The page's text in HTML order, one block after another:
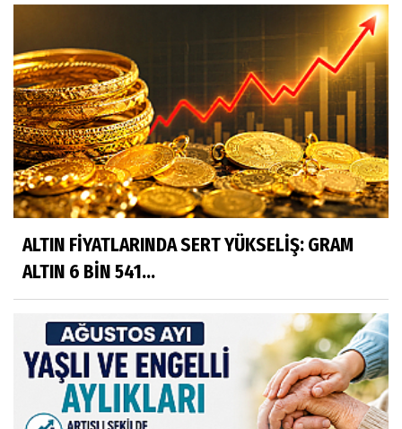
ALTIN FİYATLARINDA SERT YÜKSELİŞ: GRAM
ALTIN 6 BİN 541...